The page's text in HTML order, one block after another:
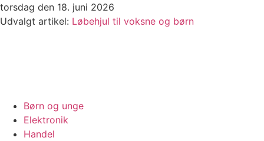
Videre
til
torsdag den 18. juni 2026
Udvalgt artikel: Løbehjul til voksne og børn
Børn og unge
Elektronik
Handel